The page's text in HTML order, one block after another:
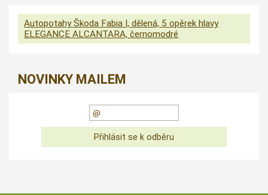
Autopotahy Škoda Fabia I, dělená, 5 opěrek hlavy
ELEGANCE ALCANTARA, černomodré
NOVINKY MAILEM